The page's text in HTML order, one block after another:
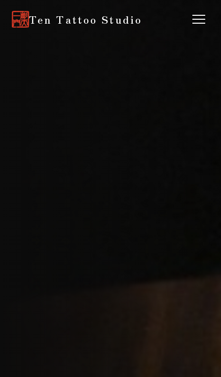
Ten Tattoo Studio